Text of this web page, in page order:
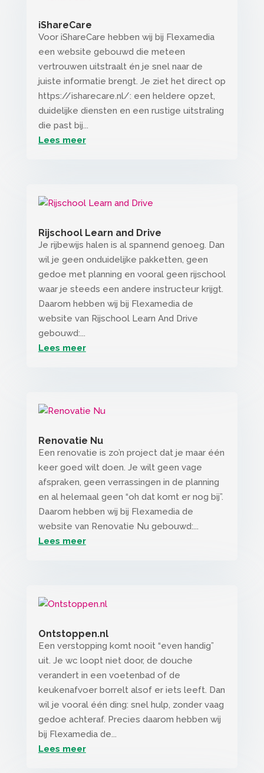
iShareCare
Voor iShareCare hebben wij bij Flexamedia
een website gebouwd die meteen
vertrouwen uitstraalt én je snel naar de
juiste informatie brengt. Je ziet het direct op
https://isharecare.nl/: een heldere opzet,
duidelijke diensten en een rustige uitstraling
die past bij...
Lees meer
Rijschool Learn and Drive
Je rijbewijs halen is al spannend genoeg. Dan
wil je geen onduidelijke pakketten, geen
gedoe met planning en vooral geen rijschool
waar je steeds een andere instructeur krijgt.
Daarom hebben wij bij Flexamedia de
website van Rijschool Learn And Drive
gebouwd:...
Lees meer
Renovatie Nu
Een renovatie is zo’n project dat je maar één
keer goed wilt doen. Je wilt geen vage
afspraken, geen verrassingen in de planning
en al helemaal geen “oh dat komt er nog bij”.
Daarom hebben wij bij Flexamedia de
website van Renovatie Nu gebouwd:...
Lees meer
Ontstoppen.nl
Een verstopping komt nooit “even handig”
uit. Je wc loopt niet door, de douche
verandert in een voetenbad of de
keukenafvoer borrelt alsof er iets leeft. Dan
wil je vooral één ding: snel hulp, zonder vaag
gedoe achteraf. Precies daarom hebben wij
bij Flexamedia de...
Lees meer